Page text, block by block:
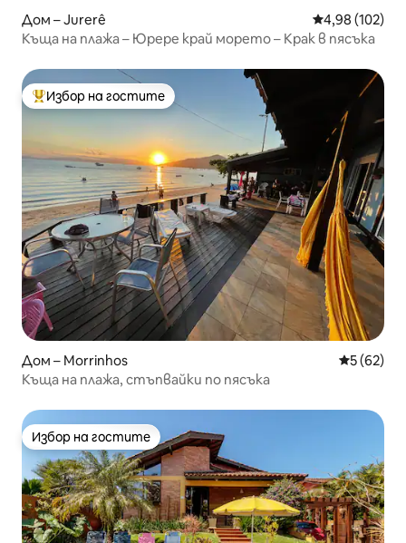
Дом – Jurerê Средна
4,98 (102)
Къща на плажа – Юрере край морето – Крак в пясъка
Най-популярен избор на гостите
Избор на гостите
Дом – Morrinhos Средна
5 (62)
Къща на плажа, стъпвайки по пясъка
Избор на гостите
Избор на гостите